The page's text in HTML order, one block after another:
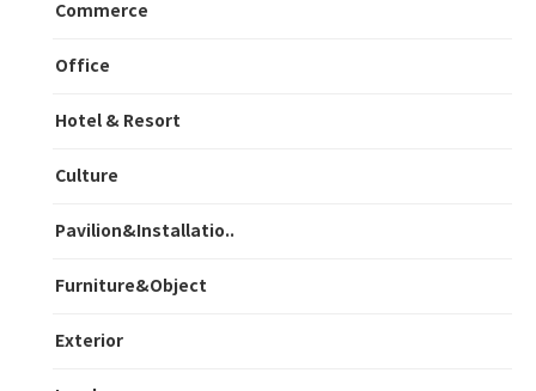
Commerce
Office
Hotel & Resort
Culture
Pavilion&Installatio..
Furniture&Object
Exterior